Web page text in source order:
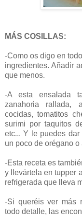
MÁS COSILLAS:
-Como os digo en
ingredientes. Añadir
que menos.
-A esta ensalada
zanahoria rallada,
cocidas, tomatitos
surimi por taquitos
etc... Y le puedes
un poco de orégano o
-Esta receta es
y llevártela en tupper
refrigerada que lleva
-Si queréis ver más
todo detalle, las